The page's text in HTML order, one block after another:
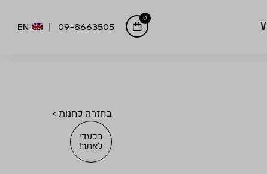
0
09-8663505
EN
בחזרה לחנות >
בלעדי
לאתר!